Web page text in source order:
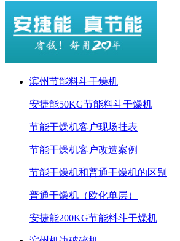
滨州节能料斗干燥机
安捷能50KG节能料斗干燥机
节能干燥机客户现场挂表
节能干燥机客户改造案例
节能干燥机和普通干燥机的区别
普通干燥机（欧化单层）
安捷能200KG节能料斗干燥机